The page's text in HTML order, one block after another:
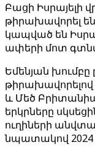
Բացի Իսրայելի
թիրախավորել
կապված են
ափերի մոտ
Եմենյան խումբը
և Մեծ
երկրները
ուղիների
նպատակով 2024